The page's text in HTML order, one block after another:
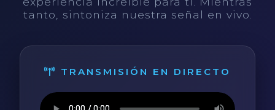
tanto, sintoniza nuestra señal en vivo.
TRANSMISIÓN EN DIRECTO